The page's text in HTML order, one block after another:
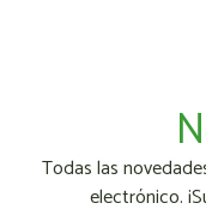
Todas las
electrónico.